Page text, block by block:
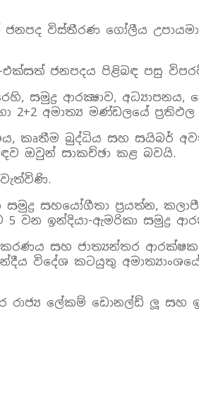
ජනපද විස්තීරණ ගෝලීය
එක්සත් ජනපදය පිළිබඳ පසු
සමුද්‍ර ආරක්‍ෂාව,
අමාත්‍ය මණ්ඩලයේ
කෘතීම බුද්ධිය සහ සයිබර්
ඔවුන් සාකච්ඡා කළ බවයි.
සමුද්‍ර සහයෝගීතා ප්‍රයත්න,
ඉන්දියා-ඇමරිකා සමුද්‍ර
සහ ජාත්‍යන්තර
විදේශ කටයුතු
රාජ්‍ය ලේකම් ඩොනල්ඩ් ලූ